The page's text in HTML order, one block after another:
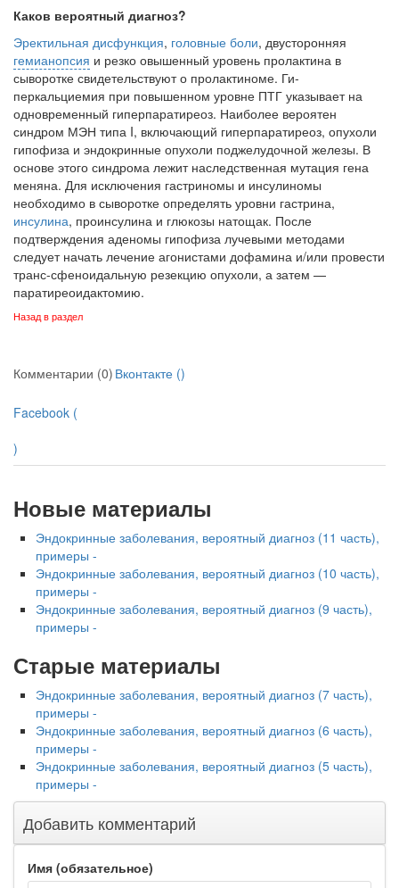
Каков вероятный диагноз?
Эректильная дисфункция, головные боли, двусторонняя
гемианопсия и резко овышенный уровень пролактина в
сыворотке свидетельствуют о пролактиноме. Ги­
перкальциемия при повышенном уровне ПТГ указывает на
одновременный гипер­паратиреоз. Наиболее вероятен
синдром МЭН типа I, включающий гиперпаратире­оз, опухоли
гипофиза и эндокринные опухоли поджелудочной железы. В
основе это­го синдрома лежит наследственная мутация гена
меняна. Для исключения гастрино­мы и инсулиномы
необходимо в сыворотке определять уровни гастрина,
инсулина, проинсулина и глюкозы натощак. После
подтверждения аденомы гипофиза лучевы­ми методами
следует начать лечение агонистами дофамина и/или провести
транс-сфеноидальную резекцию опухоли, а затем —
паратиреоидактомию.
Назад в раздел
Комментарии (0) Вконтакте ()
Facebook (
)
Новые материалы
Эндокринные заболевания, вероятный диагноз (11 часть),
примеры -
Эндокринные заболевания, вероятный диагноз (10 часть),
примеры -
Эндокринные заболевания, вероятный диагноз (9 часть),
примеры -
Старые материалы
Эндокринные заболевания, вероятный диагноз (7 часть),
примеры -
Эндокринные заболевания, вероятный диагноз (6 часть),
примеры -
Эндокринные заболевания, вероятный диагноз (5 часть),
примеры -
Добавить комментарий
Имя (обязательное)